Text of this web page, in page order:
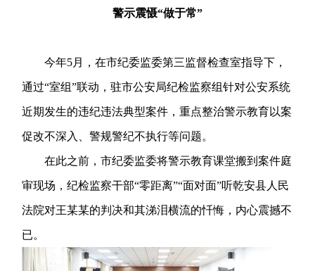
警示震慑“做于常”
今年5月，在市纪委监委第三监督检查室指导下，
通过“室组”联动，驻市公安局纪检监察组针对公安系统
近期发生的违纪违法典型案件，重点整治警示教育以案
促改不深入、警规警纪不执行等问题。
在此之前，市纪委监委将警示教育课堂搬到案件庭
审现场，纪检监察干部“零距离”“面对面”听乾安县人民
法院对王某某的判决和其涕泪横流的忏悔，内心震撼不
已。